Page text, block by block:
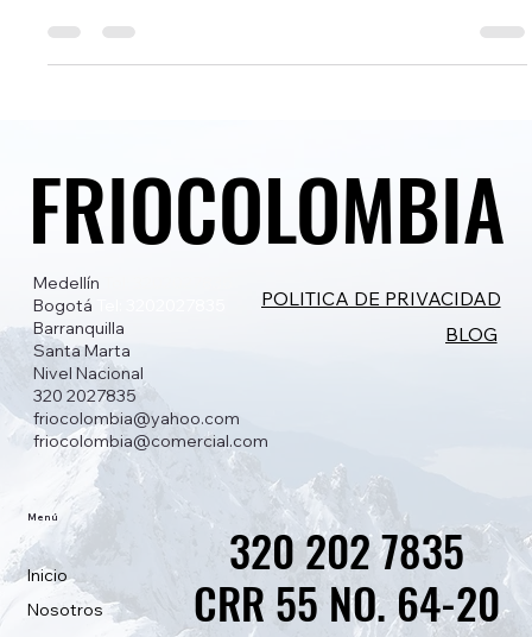
bajas temperaturas. En esta entrada, te contamos cómo
FRIOCOLOMBIA
FRIOCOLOMBIA
MedellínTel: 3202027835
BogotáTel: 3202027835
Barranquilla
Santa Marta
Nivel Nacional
320 2027835
friocolombia@yahoo.com
friocolombia@comercial.com
Menú
320 202 7835
320 202 7835